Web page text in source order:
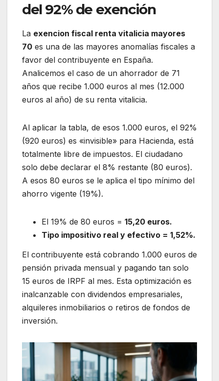
del 92% de exención
La exencion fiscal renta vitalicia mayores
70 es una de las mayores anomalías fiscales a
favor del contribuyente en España.
Analicemos el caso de un ahorrador de 71
años que recibe 1.000 euros al mes (12.000
euros al año) de su renta vitalicia.
Al aplicar la tabla, de esos 1.000 euros, el 92%
(920 euros) es «invisible» para Hacienda, está
totalmente libre de impuestos. El ciudadano
solo debe declarar el 8% restante (80 euros).
A esos 80 euros se le aplica el tipo mínimo del
ahorro vigente (19%).
El 19% de 80 euros = 15,20 euros.
Tipo impositivo real y efectivo = 1,52%.
El contribuyente está cobrando 1.000 euros de
pensión privada mensual y pagando tan solo
15 euros de IRPF al mes. Esta optimización es
inalcanzable con dividendos empresariales,
alquileres inmobiliarios o retiros de fondos de
inversión.